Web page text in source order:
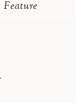
Feature